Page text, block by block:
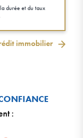
durée et du taux
immobilier
: